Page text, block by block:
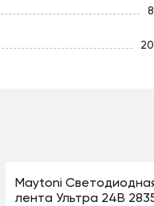
8
20
Maytoni
лента Ультра 24В